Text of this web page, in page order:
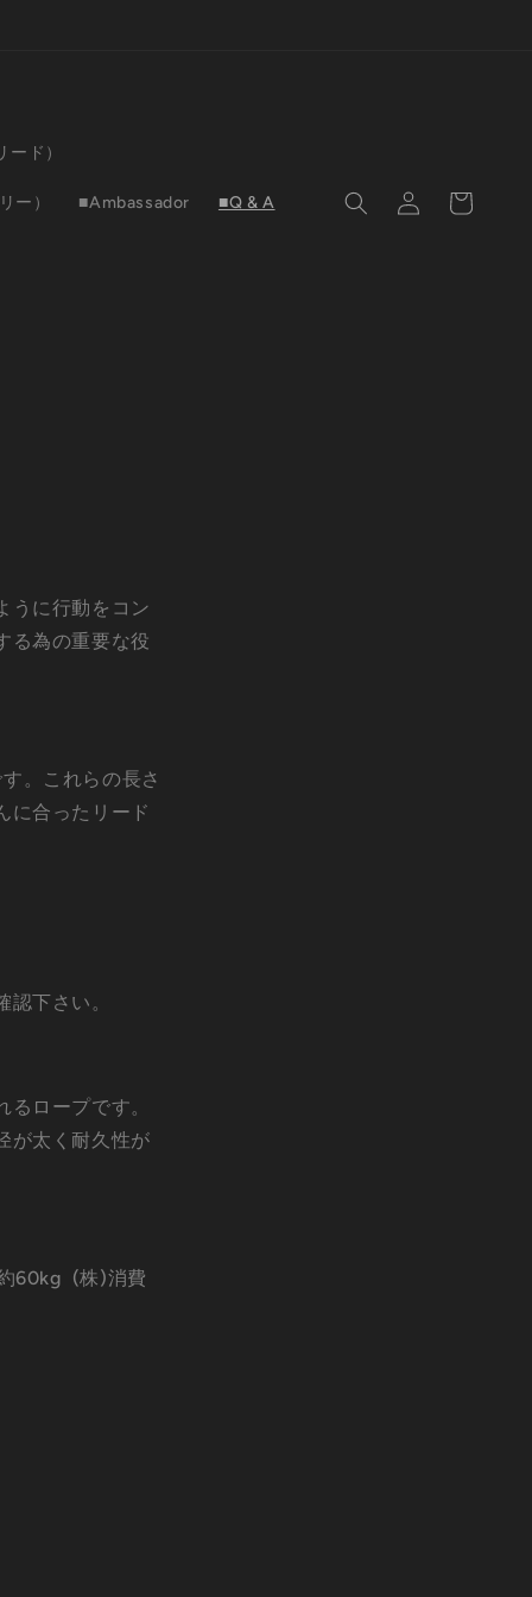
ド）
ー） ■Ambassador ■Q & A
グ
イ
ー
うに行動をコン
る為の重要な役
。これらの長さ
に合ったリード
下さい。
ロープです。
が太く耐久性が
60kg (株)消費